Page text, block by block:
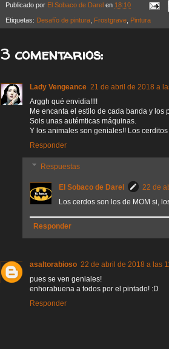
Publicado por El Sobaco de Darel en 18:10
Etiquetas: Desafío de pintura Frostgrave Pintura
3 comentarios:
Lady Vengeance 21 de abril de 2018 a
Arggh qué envidia!!!!
Me encanta el estilo de cada banda y los
Sois unas autémticas máquinas.
Y los animales son geniales!! Los
Responder
Respuestas
El Sobaco de Darel
22 de
Los cerdos son los de MOM si,
Responder
asaltorabioso 22 de abril de 2018 a las
pues se ven geniales!
enhorabuena a todos por el pintado! :D
Responder